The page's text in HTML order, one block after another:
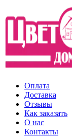
Оплата
Доставка
Отзывы
Как заказать
О нас
Контакты